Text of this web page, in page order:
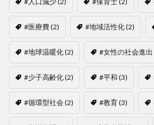
#医療費(2) #地域活性化(2)
#地球温暖化(2) #女性の社会進出
#少子高齢化(2) #平和 (3)
#循環型社会(2) #教育(3)